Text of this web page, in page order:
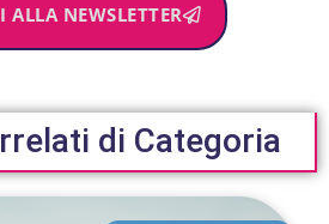
ALLA NEWSLETTER
di Categoria